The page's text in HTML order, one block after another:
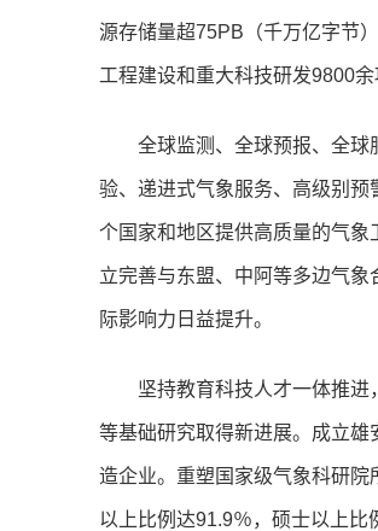
源存储量超75PB（千万亿字节
工程建设和重大科技研发9800余
全球监测、全球预报、全
验、递进式气象服务、高级别预
个国家和地区提供高质量的气象
立完善与东盟、中阿等多边气
际影响力日益提升。
坚持教育科技人才一体推
等基础研究取得新进展。成立雄
造企业。重塑国家级气象科研
以上比例达91.9％，硕士以上比